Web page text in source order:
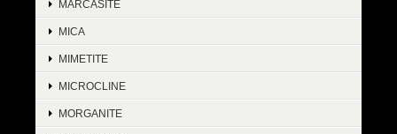
MARCASITE
MICA
MIMETITE
MICROCLINE
MORGANITE